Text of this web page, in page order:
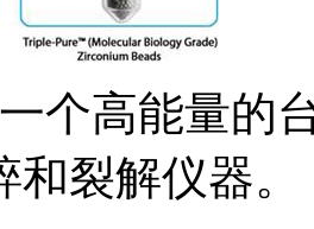
个高能量的
裂解仪器。